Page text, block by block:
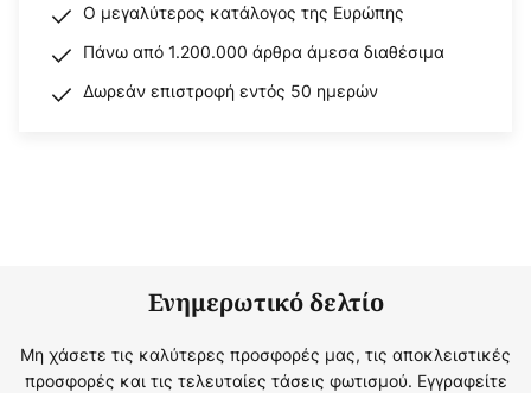
Ο μεγαλύτερος κατάλογος της Ευρώπης
Πάνω από 1.200.000 άρθρα άμεσα διαθέσιμα
Δωρεάν επιστροφή εντός 50 ημερών
Ενημερωτικό δελτίο
Μη χάσετε τις καλύτερες προσφορές μας, τις αποκλειστικές
προσφορές και τις τελευταίες τάσεις φωτισμού. Εγγραφείτε